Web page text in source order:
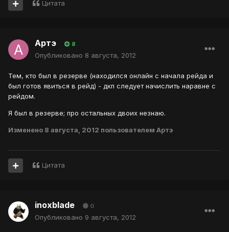
Цитата
Артэ 8
Опубликовано 8 августа, 2012
Тем, кто был в резерве (находился онлайн с начала рейда и
был готов явиться в рейд) - дкп следует начислить наравне с
рейдом.
Я был в резерве; про остальных двоих незнаю.
Изменено 8 августа, 2012 пользователем Артэ
Цитата
inoxblade 0
Опубликовано 9 августа, 2012